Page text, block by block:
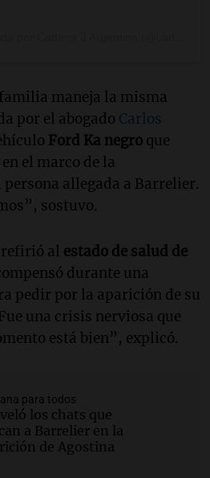
maneja la misma
por el abogado Carlos
Ford Ka negro que
el marco de la
allegada a Barrelier.
sostuvo.
refirió al estado de salud de
durante una
pedir por la aparición de su
una crisis nerviosa que
está bien”, explicó.
para todos
los chats que
a Barrelier en la
de Agostina